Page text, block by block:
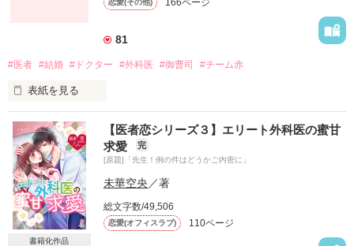
ただ、恋愛は未経験
ある日いくつものトラブルが重なり白石ホテル創業家の御曹司
始めることに
「俺の家は、梨乃の家だ」
「もう、逃げられないぞ」
侑斗はまるで梨乃を恋人のように抱きしめ甘い言葉をささやい
て
逃がさないとばかりに強引に攻める
次第に梨乃の侑斗への気持ちは恋心に変化していくが……
*・.+･｡*☆☆・.★･.+･｡*☆☆・.+
81
#医者 #結婚 #ドクター #外科医 #御曹司 #チーム赤
表紙を見る
旅行先のイタリアで出会った運命の相手
それがまさか、あの“白衣の悪魔”だったなんて。
「誓ったよね？　永遠の愛」
書籍化作品
【医者恋シリーズ３】エリート外科医の蜜甘
求愛
完
[原題]「先生！例の件はどうかご内密に」
未華空央／著
総文字数/49,506
恋愛(オフィスラブ) 110ページ